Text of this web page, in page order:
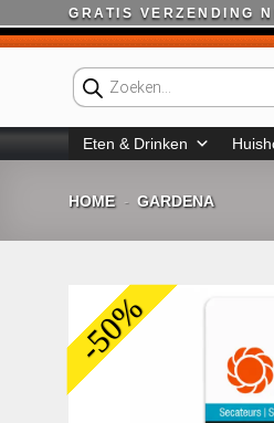
naar
GRATIS VERZENDING
Producten
zoeken
Eten & Drinken
HOME - GARDENA
-50%